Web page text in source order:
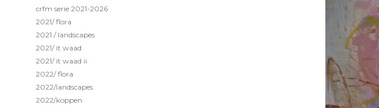
crfm serie 2021-2026
2021/ flora
2021 / landscapes
2021/ it waad
2021/ it waad ii
2022/ flora
2022/landscapes
2022/koppen